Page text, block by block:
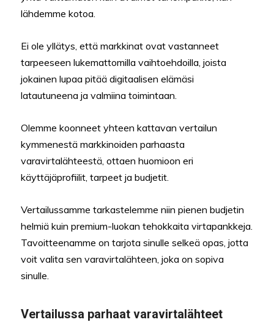
lähdemme kotoa.
Ei ole yllätys, että markkinat ovat vastanneet
tarpeeseen lukemattomilla vaihtoehdoilla, joista
jokainen lupaa pitää digitaalisen elämäsi
latautuneena ja valmiina toimintaan.
Olemme koonneet yhteen kattavan vertailun
kymmenestä markkinoiden parhaasta
varavirtalähteestä, ottaen huomioon eri
käyttäjäprofiilit, tarpeet ja budjetit.
Vertailussamme tarkastelemme niin pienen budjetin
helmiä kuin premium-luokan tehokkaita virtapankkeja.
Tavoitteenamme on tarjota sinulle selkeä opas, jotta
voit valita sen varavirtalähteen, joka on sopiva
sinulle.
Vertailussa parhaat varavirtalähteet